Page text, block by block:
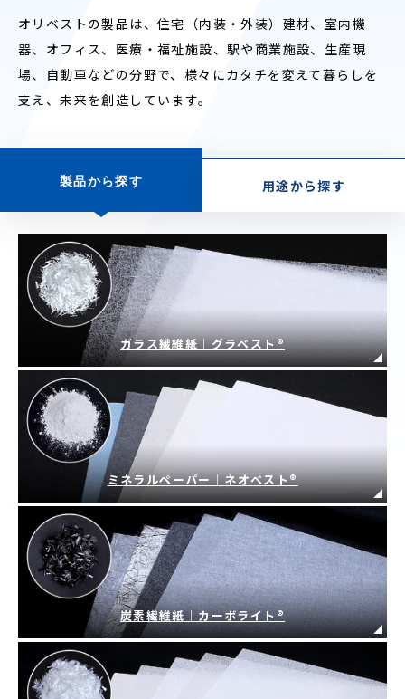
オリベストの製品は、住宅（内装・外装）建材、室内機
器、オフィス、医療・福祉施設、駅や商業施設、 生産現
場、自動車などの分野で、様々にカタチを変えて暮らしを
支え、未来を創造しています。
製品から探す 用途から探す
ガラス繊維紙｜グラベスト®
ミネラルペーパー｜ネオベスト®
炭素繊維紙｜カーボライト®